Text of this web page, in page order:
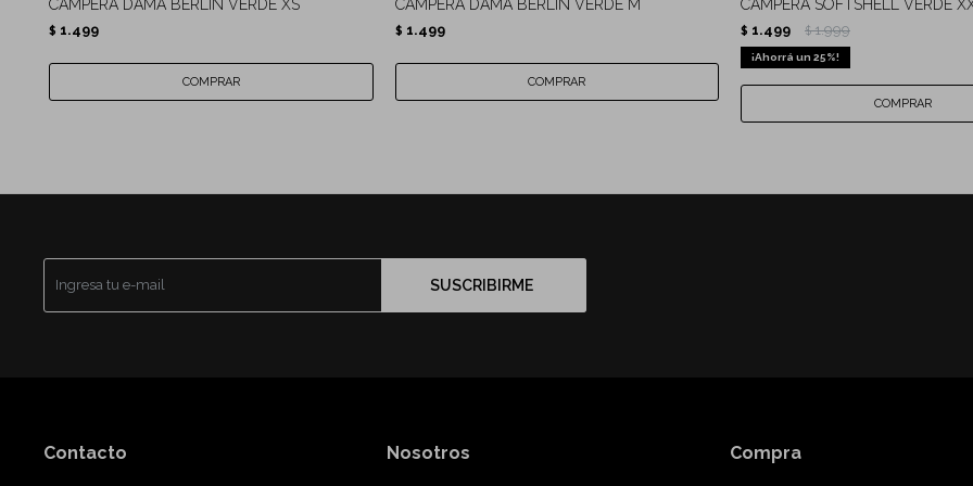
CAMPERA DAMA BERLIN VERDE XS
$ 1.499
CAMPERA DAMA BERLIN VERDE M
$ 1.499
CAMPERA SOFTSHELL VERDE
$ 1.499 $ 1.999
25
SUSCRIBIRME
Contacto Nosotros Compra